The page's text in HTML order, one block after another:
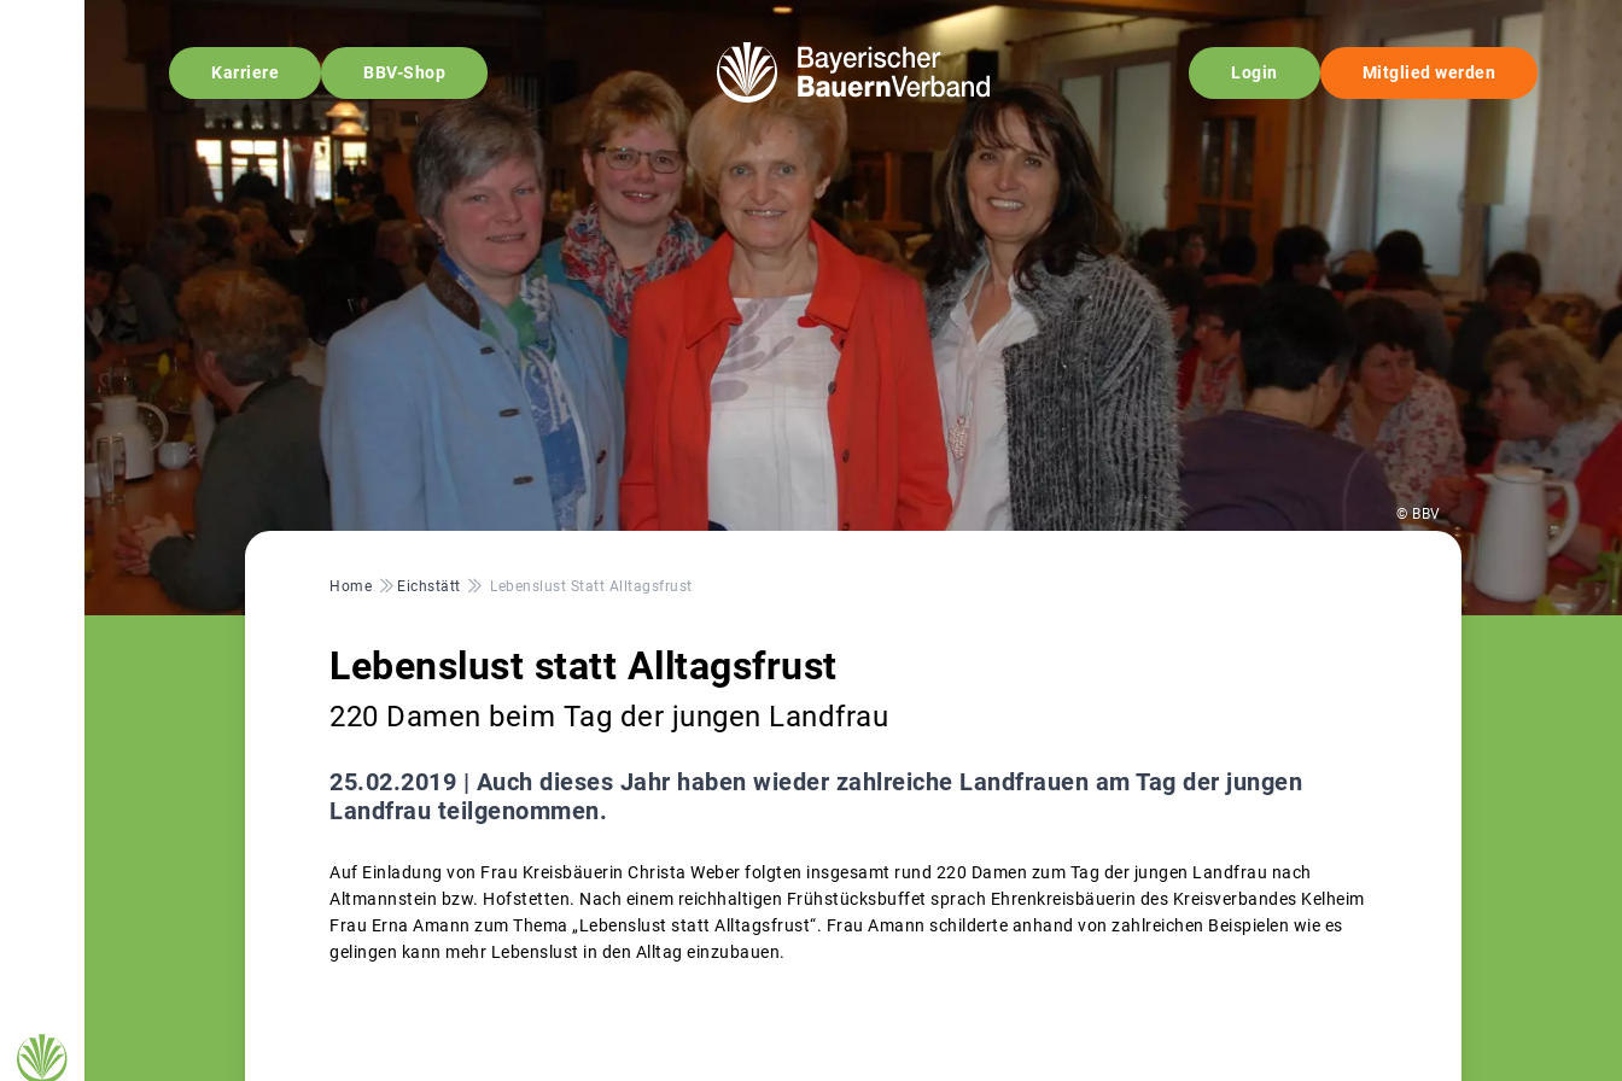
Karriere BBV-Shop Login Mitglied werden
© BBV
Pfadnavigation
Home Eichstätt Lebenslust Statt Alltagsfrust
Lebenslust statt Alltagsfrust
220 Damen beim Tag der jungen Landfrau
25.02.2019 | Auch dieses Jahr haben wieder zahlreiche Landfrauen am Tag der jungen
Landfrau teilgenommen.
Auf Einladung von Frau Kreisbäuerin Christa Weber folgten insgesamt rund 220 Damen zum Tag der jungen Landfrau nach
Altmannstein bzw. Hofstetten. Nach einem reichhaltigen Frühstücksbuffet sprach Ehrenkreisbäuerin des Kreisverbandes Kelheim
Frau Erna Amann zum Thema „Lebenslust statt Alltagsfrust“. Frau Amann schilderte anhand von zahlreichen Beispielen wie es
gelingen kann mehr Lebenslust in den Alltag einzubauen.